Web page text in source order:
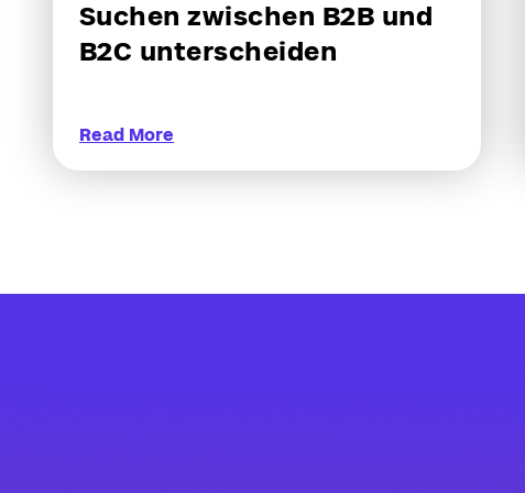
Suchen zwischen B2B und
B2C unterscheiden
Read More